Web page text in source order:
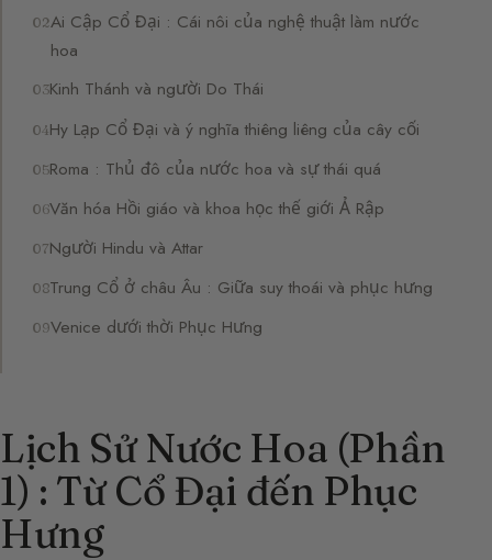
Ai Cập Cổ Đại : Cái nôi của nghệ thuật làm nước
hoa
Kinh Thánh và người Do Thái
Hy Lạp Cổ Đại và ý nghĩa thiêng liêng của cây cối
Roma : Thủ đô của nước hoa và sự thái quá
Văn hóa Hồi giáo và khoa học thế giới Ả Rập
Người Hindu và Attar
Trung Cổ ở châu Âu : Giữa suy thoái và phục hưng
Venice dưới thời Phục Hưng
Lịch Sử Nước Hoa (Phần
1) : Từ Cổ Đại đến Phục
Hưng